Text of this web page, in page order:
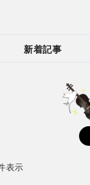
新着記事
表示